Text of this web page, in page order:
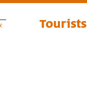
Tourists